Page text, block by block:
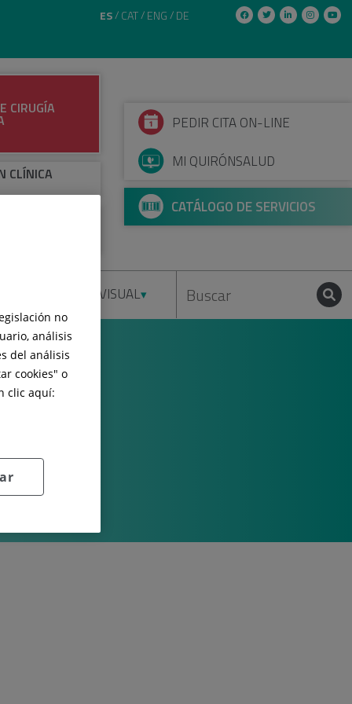
ES CAT ENG DE
CIRUGÍA
CLÍNICA
PEDIR CITA ON-LINE
MI QUIRÓNSALUD
CATÁLOGO DE SERVICIOS
AUDIOVISUAL
no
análisis
del análisis
cookies" o
clic aquí: